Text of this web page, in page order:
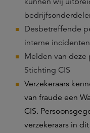
Desbetreffende
interne
Melden van deze
Stichting CIS
Verzekeraars
van fraude een
CIS.
verzekeraars in